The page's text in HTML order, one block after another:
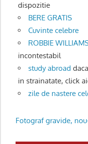
dispozitie
BERE GRATIS
Cuvinte celebre
ROBBIE
incontestabil
study abroad
in strainatate, click
zile de nastere
Fotograf gravide,